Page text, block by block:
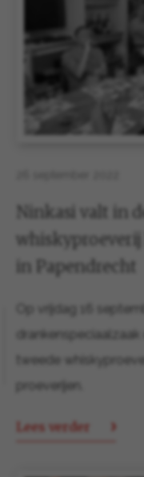
Ninkasi valt in
whiskyproeverij
in Papendrecht
Op vrijdag 16
tweede
proeverijen.
Lees verder